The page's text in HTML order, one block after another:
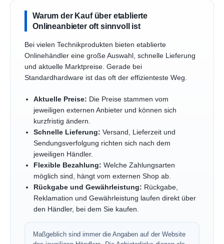
Warum der Kauf über etablierte
Onlineanbieter oft sinnvoll ist
Bei vielen Technikprodukten bieten etablierte
Onlinehändler eine große Auswahl, schnelle Lieferung
und aktuelle Marktpreise. Gerade bei
Standardhardware ist das oft der effizienteste Weg.
Aktuelle Preise: Die Preise stammen vom
jeweiligen externen Anbieter und können sich
kurzfristig ändern.
Schnelle Lieferung: Versand, Lieferzeit und
Sendungsverfolgung richten sich nach dem
jeweiligen Händler.
Flexible Bezahlung: Welche Zahlungsarten
möglich sind, hängt vom externen Shop ab.
Rückgabe und Gewährleistung: Rückgabe,
Reklamation und Gewährleistung laufen direkt über
den Händler, bei dem Sie kaufen.
Maßgeblich sind immer die Angaben auf der Website